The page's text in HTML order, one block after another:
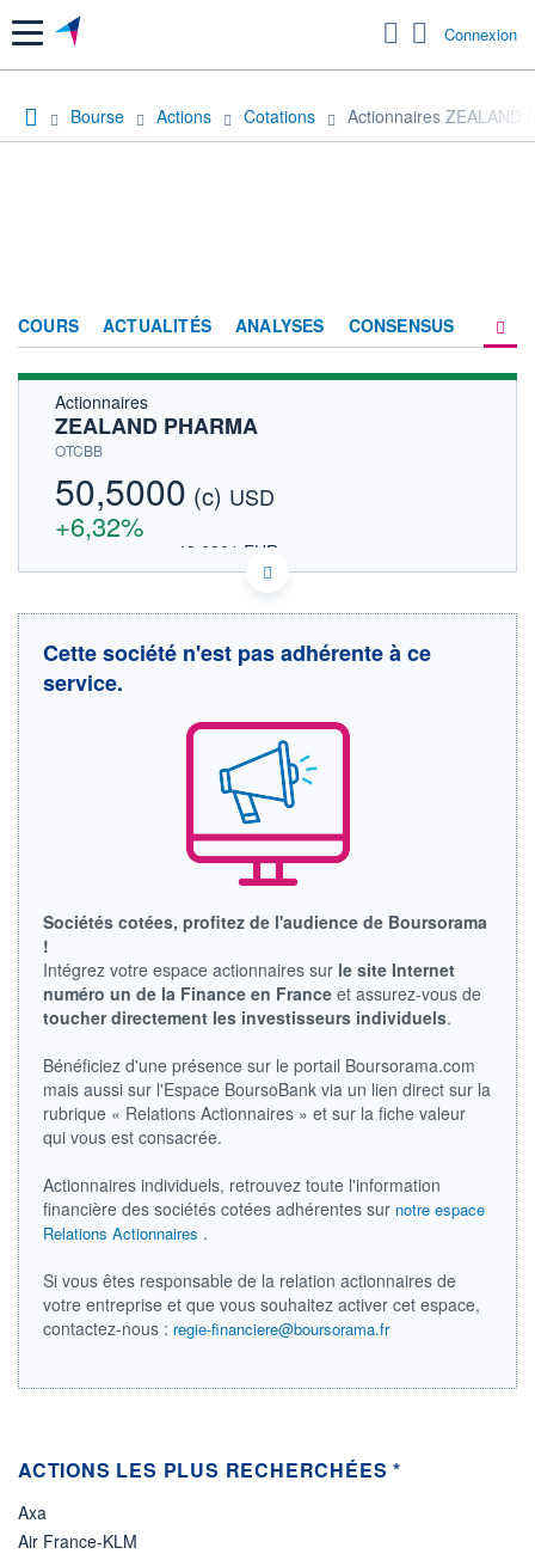
Menu Connexion
Bourse Actions Cotations Actionnaires ZEALAND
COURS ACTUALITÉS ANALYSES CONSENSUS
ACTIONNAIRES
Actionnaires
ZEALAND PHARMA
OTCBB
50,5000 (c) USD
+6,32%
43,6901 EUR
DONNÉES TEMPS DIFFÉRÉ
Cotation sur les autres places
47,5000
+ BAS
50,5000
CAPITAL ÉCHANGÉ
0,00%
LIMITE À LA
BAISSE
LIMITE À LA
HAUSSE
RENDEMENT
ESTIMÉ 2026
-
PER ESTIMÉ
2026
-
DERNIER
ÉCHANGE
07.08.26 / 21:40:34
ÉLIGIBILITÉ
Non éligible
+ PORTEFEUILLE + LISTE
Cette société n'est pas adhérente à ce
service.
Sociétés cotées, profitez de l'audience de Boursorama
!
Intégrez votre espace actionnaires sur le site Internet
numéro un de la Finance en France et assurez-vous de
toucher directement les investisseurs individuels.
Bénéficiez d'une présence sur le portail Boursorama.com
mais aussi sur l'Espace BoursoBank via un lien direct sur la
rubrique « Relations Actionnaires » et sur la fiche valeur
qui vous est consacrée.
Actionnaires individuels, retrouvez toute l'information
financière des sociétés cotées adhérentes sur notre espace
Relations Actionnaires .
Si vous êtes responsable de la relation actionnaires de
votre entreprise et que vous souhaitez activer cet espace,
contactez-nous : regie-financiere@boursorama.fr
ACTIONS LES PLUS RECHERCHÉES *
Axa
Air France-KLM